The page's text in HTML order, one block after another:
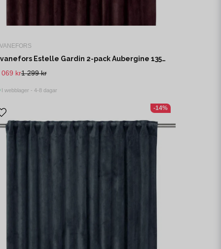
Svanefors Estelle Gardin 2-pack Aubergine 135x280 cm
1 299 kr
069 kr
I webblager - 4-8 dagar
-14%